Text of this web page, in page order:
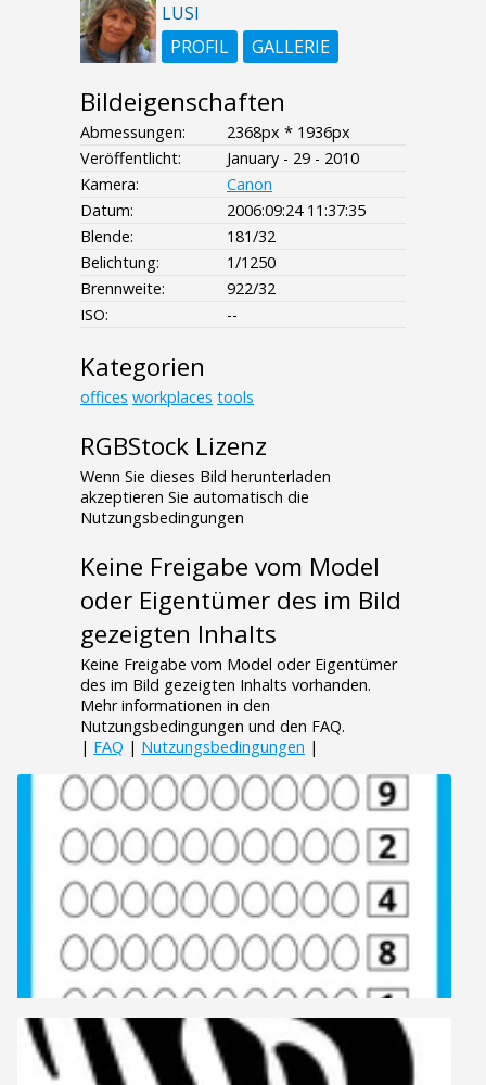
LUSI
PROFIL
GALLERIE
Bildeigenschaften
Abmessungen:
2368px * 1936px
Veröffentlicht:
January - 29 - 2010
Kamera:
Canon
Datum:
2006:09:24 11:37:35
Blende:
181/32
Belichtung:
1/1250
Brennweite:
922/32
ISO:
--
Kategorien
offices workplaces tools
RGBStock Lizenz
Wenn Sie dieses Bild herunterladen
akzeptieren Sie automatisch die
Nutzungsbedingungen
Keine Freigabe vom Model
oder Eigentümer des im Bild
gezeigten Inhalts
Keine Freigabe vom Model oder Eigentümer
des im Bild gezeigten Inhalts vorhanden.
Mehr informationen in den
Nutzungsbedingungen und den FAQ.
| FAQ | Nutzungsbedingungen |